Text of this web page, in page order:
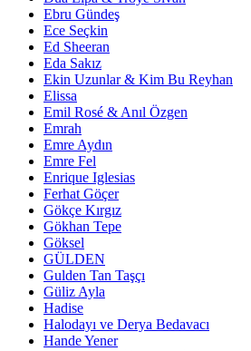
Ebru Gündeş
Ece Seçkin
Ed Sheeran
Eda Sakız
Ekin Uzunlar & Kim Bu Reyhan
Elissa
Emil Rosé & Anıl Özgen
Emrah
Emre Aydın
Emre Fel
Enrique Iglesias
Ferhat Göçer
Gökçe Kırgız
Gökhan Tepe
Göksel
GÜLDEN
Gulden Tan Taşçı
Güliz Ayla
Hadise
Halodayı ve Derya Bedavacı
Hande Yener